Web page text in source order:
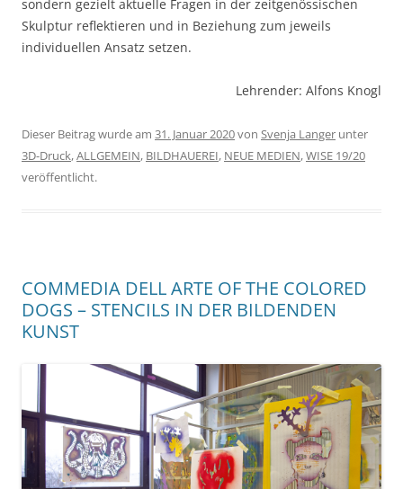
sondern gezielt aktuelle Fragen in der zeitgenössischen
Skulptur reflektieren und in Beziehung zum jeweils
individuellen Ansatz setzen.
Lehrender: Alfons Knogl
Dieser Beitrag wurde am 31. Januar 2020von Svenja Langer unter
3D-Druck,ALLGEMEIN, BILDHAUEREI, NEUE MEDIEN,WISE 19/20
veröffentlicht.
COMMEDIA DELL ARTE OF THE COLORED
DOGS – STENCILS IN DER BILDENDEN
KUNST